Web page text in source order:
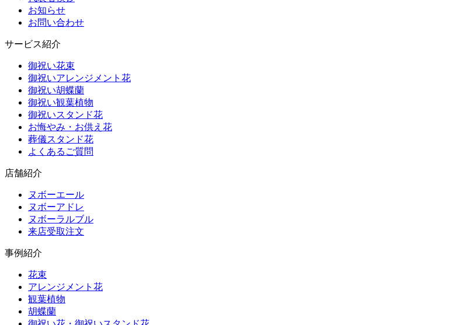
お知らせ
お問い合わせ
サービス紹介
御祝い花束
御祝いアレンジメント花
御祝い胡蝶蘭
御祝い観葉植物
御祝いスタンド花
お悔やみ・お供え花
葬儀スタンド花
よくあるご質問
店舗紹介
ヌボーエール
ヌボーアドレ
ヌボーラルブル
来店受取注文
事例紹介
花束
アレンジメント花
観葉植物
胡蝶蘭